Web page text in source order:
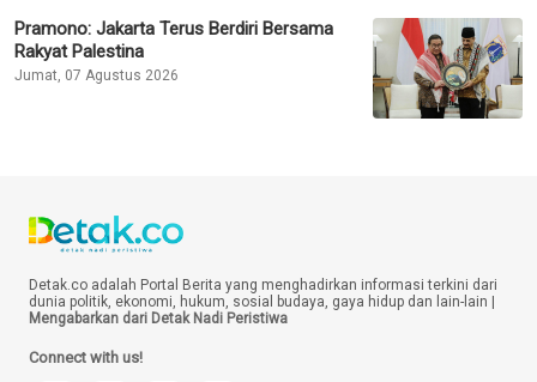
Pramono: Jakarta Terus Berdiri Bersama
Rakyat Palestina
Jumat, 07 Agustus 2026
Detak.co adalah Portal Berita yang menghadirkan informasi terkini dari
dunia politik, ekonomi, hukum, sosial budaya, gaya hidup dan lain-lain |
Mengabarkan dari Detak Nadi Peristiwa
Connect with us!